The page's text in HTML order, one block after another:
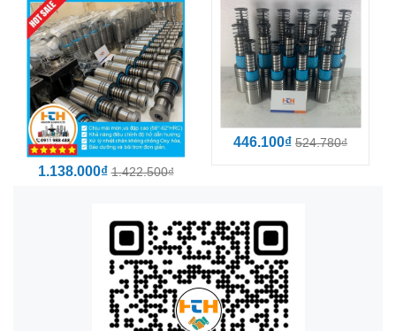
1.138.000₫1.422.500₫
446.100₫ 524.780₫